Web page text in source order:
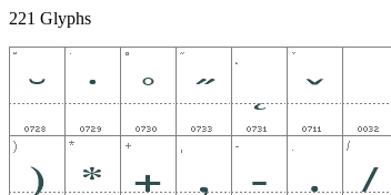
221 Glyphs